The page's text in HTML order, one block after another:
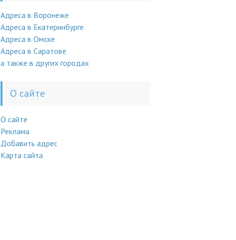
Адреса в Воронеже
Адреса в Екатеринбурге
Адреса в Омске
Адреса в Саратове
а также в других городах
О сайте
О сайте
Реклама
Добавить адрес
Карта сайта